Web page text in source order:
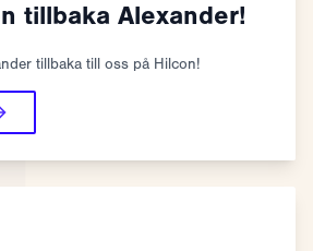
tillbaka Alexander!
tillbaka till oss på Hilcon!